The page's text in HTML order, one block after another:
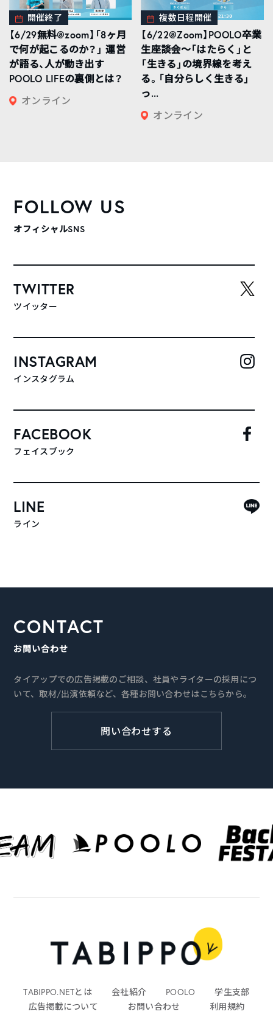
開催終了
【6/29無料@zoom】「8ヶ月
で何が起こるのか？」 運営
が語る、人が動き出す
POOLO LIFEの裏側とは？
オンライン
複数日程開催
【6/22@Zoom】POOLO卒業
生座談会〜「はたらく」と
「生きる」の境界線を考え
る。「自分らしく生きる」
っ...
オンライン
FOLLOW US
オフィシャルSNS
TWITTER
ツイッター
INSTAGRAM
インスタグラム
FACEBOOK
フェイスブック
LINE
ライン
CONTACT
お問い合わせ
タイアップでの広告掲載のご相談、社員やライターの採用につ
いて、取材/出演依頼など、各種お問い合わせはこちらから。
問い合わせする
TABIPPO.NETとは 会社紹介 POOLO
学生支部
広告掲載について
お問い合わせ
利用規約